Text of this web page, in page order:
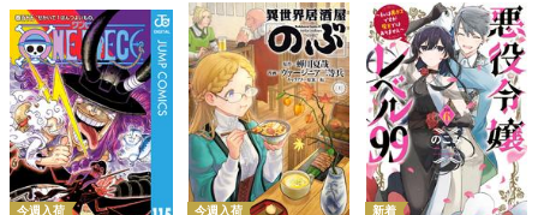
今週入荷 今週入荷 新着